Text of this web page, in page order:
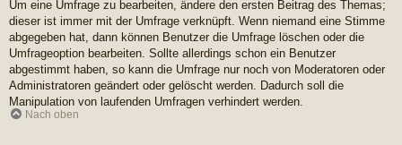
Um eine Umfrage zu bearbeiten, ändere den ersten Beitrag des Themas;
dieser ist immer mit der Umfrage verknüpft. Wenn niemand eine Stimme
abgegeben hat, dann können Benutzer die Umfrage löschen oder die
Umfrageoption bearbeiten. Sollte allerdings schon ein Benutzer
abgestimmt haben, so kann die Umfrage nur noch von Moderatoren oder
Administratoren geändert oder gelöscht werden. Dadurch soll die
Manipulation von laufenden Umfragen verhindert werden.
Nach oben